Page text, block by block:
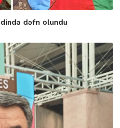
dəfn olundu